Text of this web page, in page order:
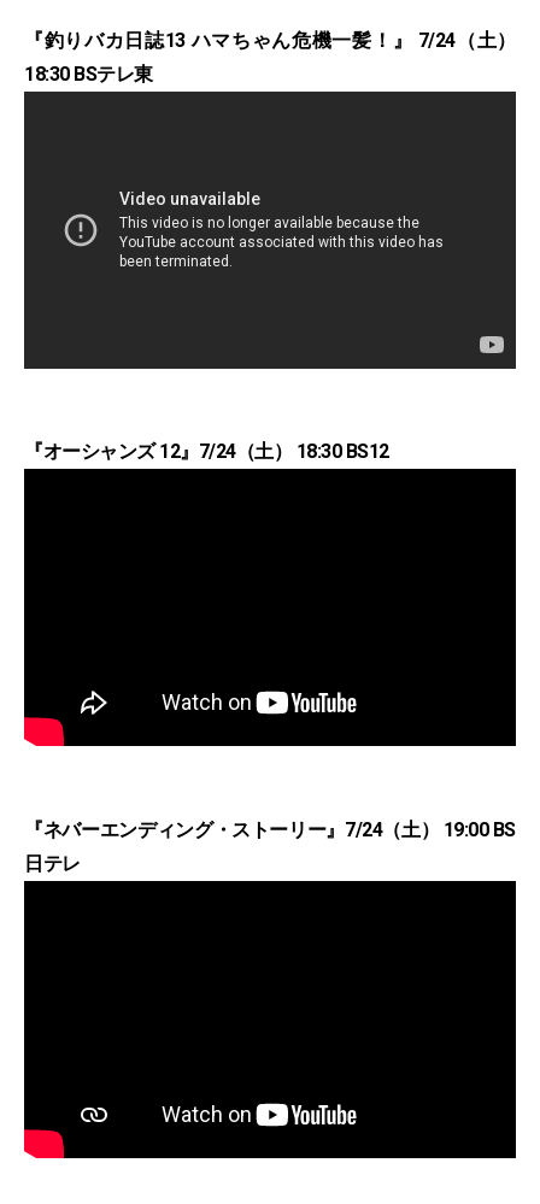
『釣りバカ日誌13 ハマちゃん危機一髪！』 7/24（土）
18:30 BSテレ東
『オーシャンズ 12』7/24（土） 18:30 BS12
『ネバーエンディング・ストーリー』7/24（土） 19:00 BS
日テレ